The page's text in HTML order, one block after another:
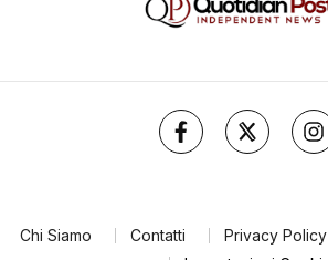
Chi Siamo Contatti Privacy Policy